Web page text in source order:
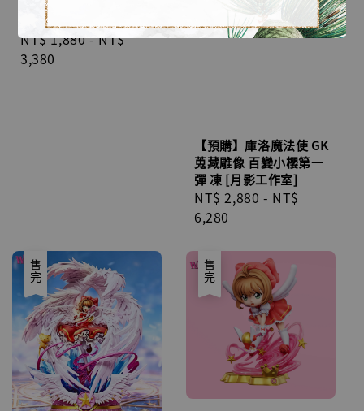
蒐藏雕像 月亮摩卡少女
櫻 [RS工作室]
Regular
price
NT$ 1,880-NT$
3,380
【預購】庫洛魔法使 GK
蒐藏雕像 百變小櫻第一
彈 凍 [月影工作室]
Regular
price
NT$ 2,880 - NT$
6,280
售完 售完